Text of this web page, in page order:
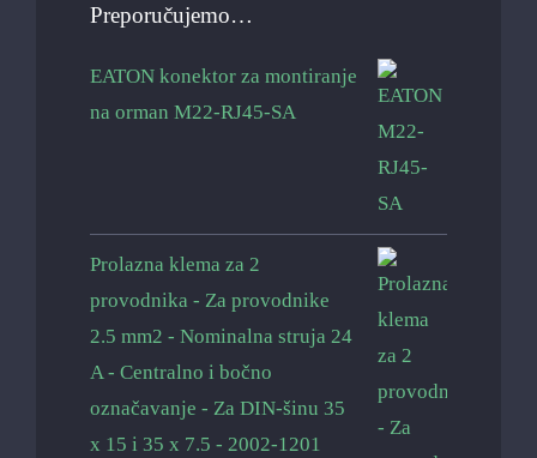
Preporučujemo…
EATON konektor za montiranje
na orman M22-RJ45-SA
Prolazna klema za 2
provodnika - Za provodnike
2.5 mm2 - Nominalna struja 24
A - Centralno i bočno
označavanje - Za DIN-šinu 35
x 15 i 35 x 7.5 - 2002-1201